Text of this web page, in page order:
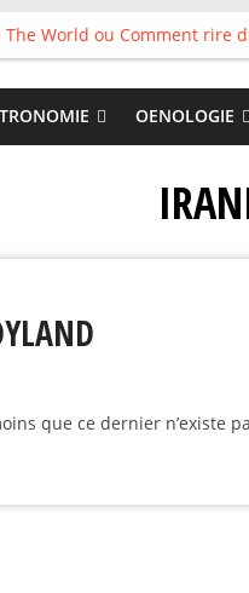
The World ou Comment rire
pots qu’on fait les
Ballgame plie le game
OENOLOGIE
que ce dernier n’existe